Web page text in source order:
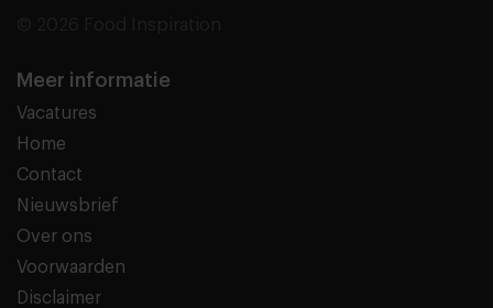
Meer informatie
Vacatures
Home
Contact
Nieuwsbrief
Over ons
Voorwaarden
Disclaimer